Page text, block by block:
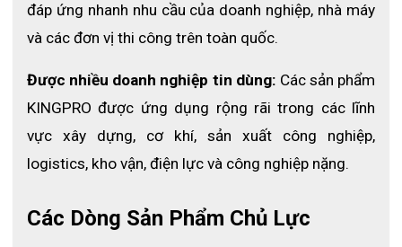
đáp ứng nhanh nhu cầu của doanh nghiệp, nhà máy
và các đơn vị thi công trên toàn quốc.
Được nhiều doanh nghiệp tin dùng: Các sản phẩm
KINGPRO được ứng dụng rộng rãi trong các lĩnh
vực xây dựng, cơ khí, sản xuất công nghiệp,
logistics, kho vận, điện lực và công nghiệp nặng.
Các Dòng Sản Phẩm Chủ Lực